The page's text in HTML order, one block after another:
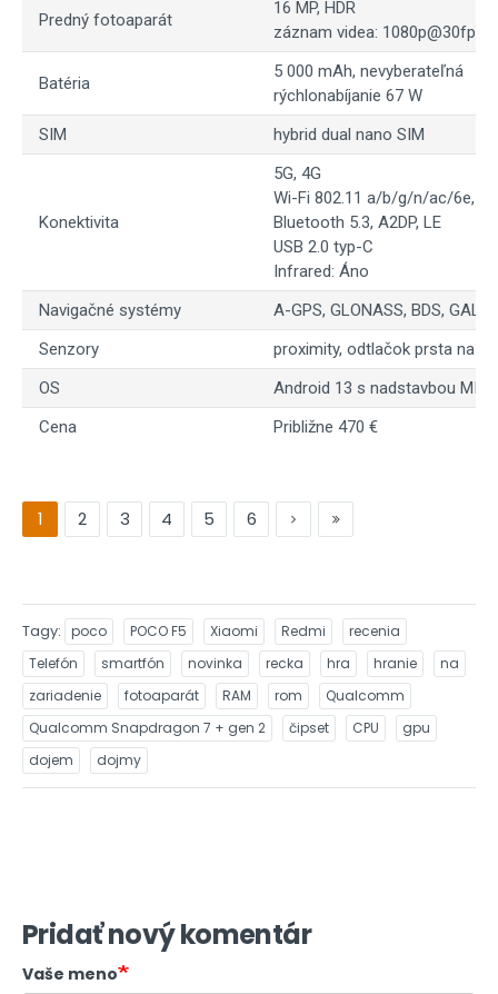
Predný fotoaparát
16 MP, HDR
záznam videa: 1080p@30fps
Batéria
5 000 mAh, nevyberateľná
rýchlonabíjanie 67 W
SIM
hybrid dual nano SIM
Konektivita
5G, 4G
Wi-Fi 802.11 a/b/g/n/ac/6e,
Bluetooth 5.3, A2DP, LE
USB 2.0 typ-C
Infrared: Áno
Navigačné systémy
A-GPS, GLONASS, BDS,
Senzory
proximity, odtlačok prsta na
OS
Android 13 s nadstavbou MIUI
Cena
Približne 470 €
1 2 3 4 5 6
Tagy poco POCO F5 Xiaomi Redmi
recenia
Telefón
smartfón novinka recka hra hranie
na
zariadenie
fotoaparát RAM rom
Qualcomm
Qualcomm Snapdragon 7 + gen 2
čipset CPU
gpu
dojem
dojmy
Pridať nový komentár
Vaše meno